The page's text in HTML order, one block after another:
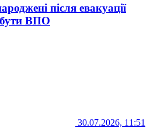
після евакуації
бути ВПО
30.07.2026, 11:51